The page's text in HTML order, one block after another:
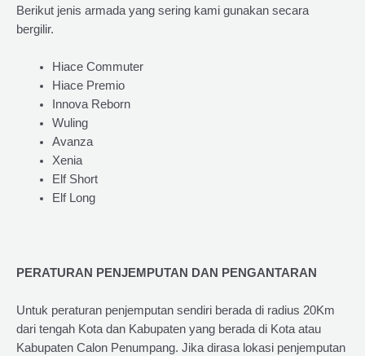
Berikut jenis armada yang sering kami gunakan secara
bergilir.
Hiace Commuter
Hiace Premio
Innova Reborn
Wuling
Avanza
Xenia
Elf Short
Elf Long
PERATURAN PENJEMPUTAN DAN PENGANTARAN
Untuk peraturan penjemputan sendiri berada di radius 20Km
dari tengah Kota dan Kabupaten yang berada di Kota atau
Kabupaten Calon Penumpang. Jika dirasa lokasi penjemputan